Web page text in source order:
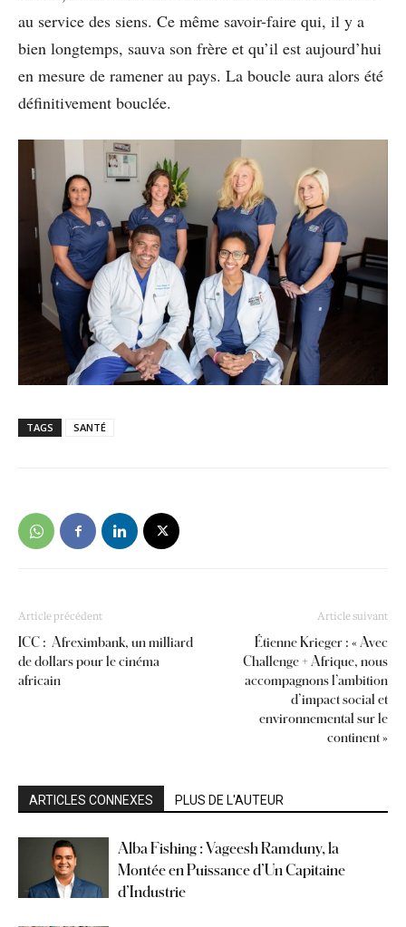
au service des siens. Ce même savoir-faire qui, il y a
bien longtemps, sauva son frère et qu’il est aujourd’hui
en mesure de ramener au pays. La boucle aura alors été
définitivement bouclée.
TAGS SANTÉ
Article précédent
ICC : Afreximbank, un milliard
de dollars pour le cinéma
africain
Article suivant
Étienne Krieger : « Avec
Challenge + Afrique, nous
accompagnons l’ambition
d’impact social et
environnemental sur le
continent »
ARTICLES CONNEXES PLUS DE L'AUTEUR
Alba Fishing : Vageesh Ramduny, la
Montée en Puissance d’Un Capitaine
d’Industrie